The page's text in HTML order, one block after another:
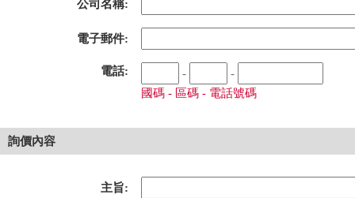
公司名稱:
電子郵件:
電話: -
-
國碼 - 區碼 - 電話號碼
詢價內容
主旨: